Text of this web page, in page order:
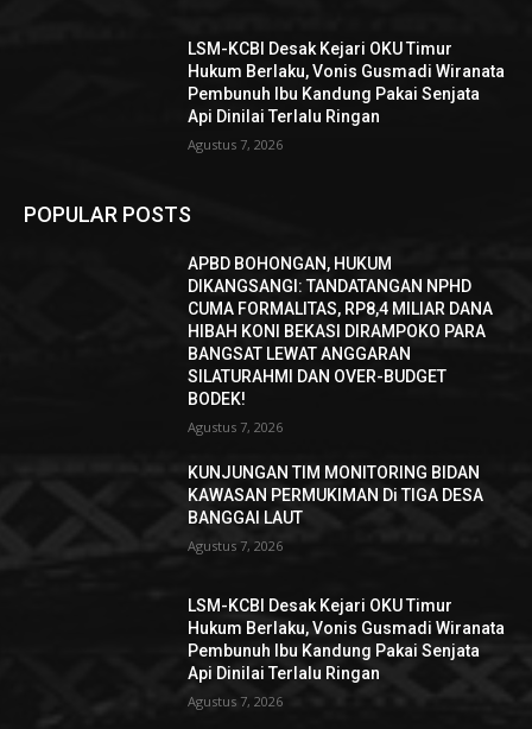
LSM-KCBI Desak Kejari OKU Timur
Hukum Berlaku, Vonis Gusmadi Wiranata
Pembunuh Ibu Kandung Pakai Senjata
Api Dinilai Terlalu Ringan
Agustus 7, 2026
POPULAR POSTS
APBD BOHONGAN, HUKUM
DIKANGSANGI: TANDATANGAN NPHD
CUMA FORMALITAS, RP8,4 MILIAR DANA
HIBAH KONI BEKASI DIRAMPOKO PARA
BANGSAT LEWAT ANGGARAN
SILATURAHMI DAN OVER-BUDGET
BODEK!
Agustus 7, 2026
KUNJUNGAN TIM MONITORING BIDAN
KAWASAN PERMUKIMAN Di TIGA DESA
BANGGAI LAUT
Agustus 7, 2026
LSM-KCBI Desak Kejari OKU Timur
Hukum Berlaku, Vonis Gusmadi Wiranata
Pembunuh Ibu Kandung Pakai Senjata
Api Dinilai Terlalu Ringan
Agustus 7, 2026